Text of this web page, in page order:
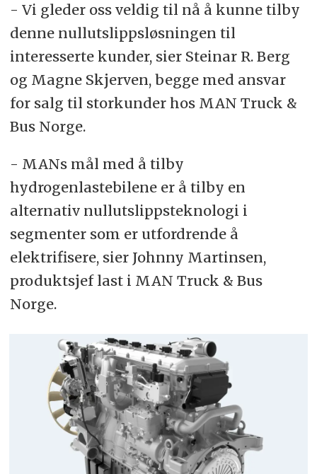
- Vi gleder oss veldig til nå å kunne tilby
denne nullutslippsløsningen til
interesserte kunder, sier Steinar R. Berg
og Magne Skjerven, begge med ansvar
for salg til storkunder hos MAN Truck &
Bus Norge.
- MANs mål med å tilby
hydrogenlastebilene er å tilby en
alternativ nullutslippsteknologi i
segmenter som er utfordrende å
elektrifisere, sier Johnny Martinsen,
produktsjef last i MAN Truck & Bus
Norge.